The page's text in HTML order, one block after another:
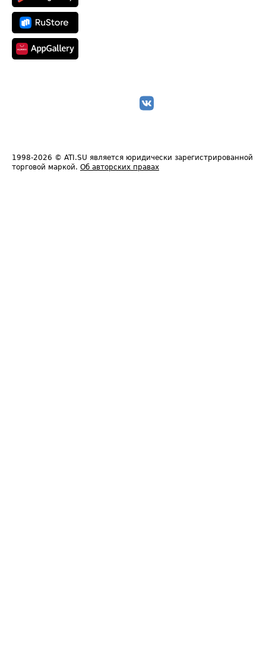
1998-2026 © ATI.SU является юридически зарегистрированной
торговой маркой. Об авторских правах